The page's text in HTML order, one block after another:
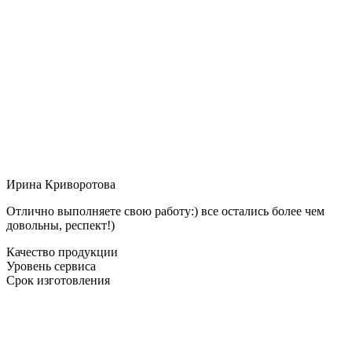
Ирина Криворотова
Отлично выполняете свою работу:) все остались более чем
довольны, респект!)
Качество продукции
Уровень сервиса
Срок изготовления